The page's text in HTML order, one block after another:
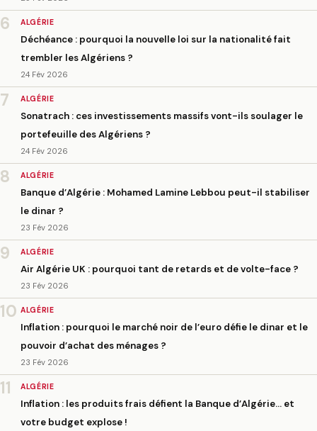
6 ALGÉRIE
Déchéance : pourquoi la nouvelle loi sur la nationalité fait
trembler les Algériens ?
24 Fév 2026
7 ALGÉRIE
Sonatrach : ces investissements massifs vont-ils soulager le
portefeuille des Algériens ?
24 Fév 2026
8 ALGÉRIE
Banque d’Algérie : Mohamed Lamine Lebbou peut-il stabiliser
le dinar ?
23 Fév 2026
9 ALGÉRIE
Air Algérie UK : pourquoi tant de retards et de volte-face ?
23 Fév 2026
10 ALGÉRIE
Inflation : pourquoi le marché noir de l’euro défie le dinar et le
pouvoir d’achat des ménages ?
23 Fév 2026
11 ALGÉRIE
Inflation : les produits frais défient la Banque d’Algérie… et
votre budget explose !